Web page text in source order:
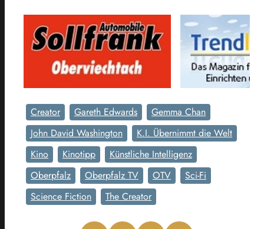
Creator Gareth Edwards
Gemma Chan
John David Washington
K.I. Übernimmt die Welt
Kino
Kinotipp
Künstliche Intelligenz
Oberpfalz
Oberpfalz TV OTV
Sci-Fi
Science Fiction
The Creator